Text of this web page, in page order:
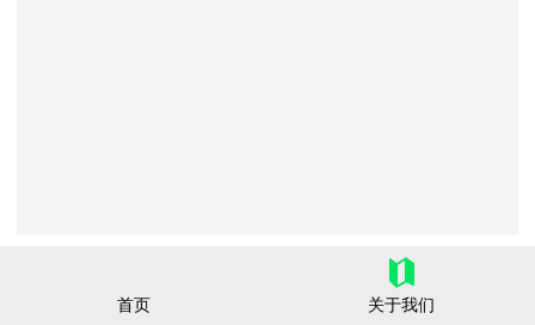
四平市宏福农副产品有限公司
首页 关于我们